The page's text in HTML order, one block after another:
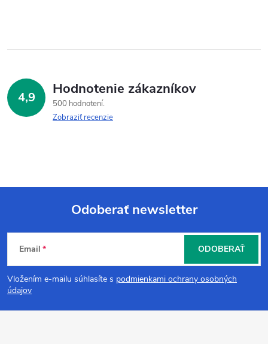
4,9 Hodnotenie zákazníkov
500 hodnotení
Zobraziť recenzie
Z
á
p
Odoberať newsletter
Email
Vložením e-mailu súhlasíte s podmienkami ochrany osobných
údajov
ODOBERAŤ